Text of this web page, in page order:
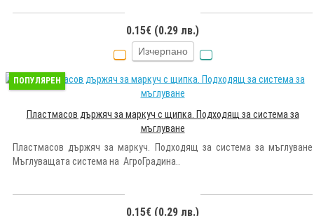
0.15€ (0.29 лв.)
Изчерпано
ПОПУЛЯРЕН
Пластмасов държяч за маркуч с щипка. Подходящ за система за
мъглуване
Пластмасов държяч за маркуч. Подходящ за система за мъглуване
Мъглуващата система на АгроГрадина..
0.15€ (0.29 лв.)